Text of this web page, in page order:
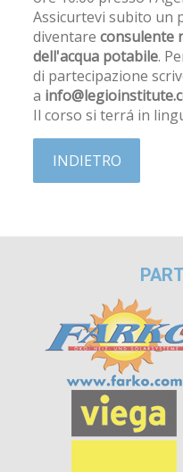
Assicurtevi subito un
diventareconsulente
dell'acqua potabile.
di partecipazione
a
Il corso si terrá in
INDIETRO